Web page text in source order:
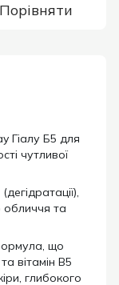
Порівняти
Гіалу Б5 для
чутливої
обличчя та
що
вітамін B5
глибокого